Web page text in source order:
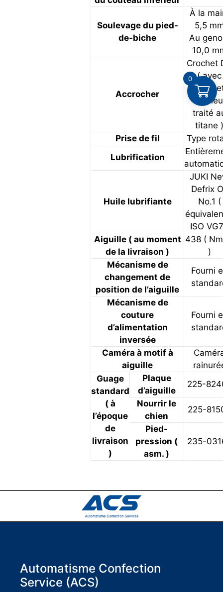
Soulevage du pied-
de-biche
À la
5,5
Au
10,0
Accrocher
Crochet
( avec
traité
titane
Prise de fil
Type
Lubrification
Huile lubrifiante
JUKI
Defrix
No.1 (
ISO
Aiguille ( au moment
de la livraison )
438 (
)
Mécanisme de
changement de
position de l’aiguille
Fourni
Mécanisme de
couture
d’alimentation
inversée
Fourni
Caméra à motif à
aiguille
Guage
standard
( à
l’époque
de
livraison
)
Plaque
d’aiguille
225-
Nourrir le
chien
225-
Pied-
pression (
asm. )
235-
Automatisme Confection
Service (ACS)
0